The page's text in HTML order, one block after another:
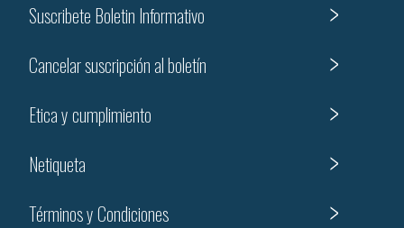
Suscribete Boletin Informativo
Cancelar suscripción al boletín
Etica y cumplimiento
Netiqueta
Términos y Condiciones